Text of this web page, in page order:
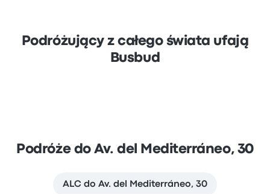
Podróżujący z całego świata ufają
Busbud
Podróże do Av. del Mediterráneo, 30
ALC do Av. del Mediterráneo, 30